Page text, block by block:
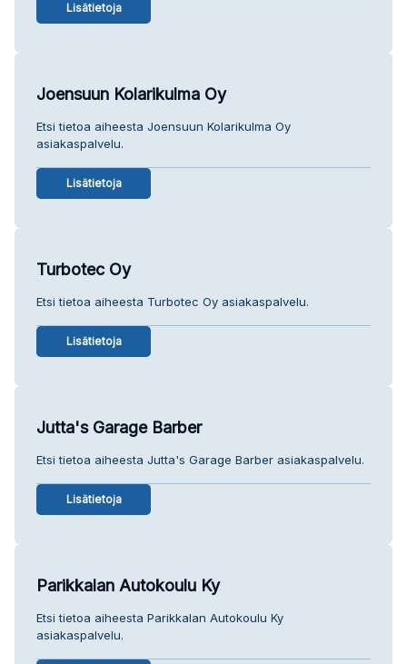
Lisätietoja
Joensuun Kolarikulma Oy
Etsi tietoa aiheesta Joensuun Kolarikulma Oy
asiakaspalvelu.
Lisätietoja
Turbotec Oy
Etsi tietoa aiheesta Turbotec Oy asiakaspalvelu.
Lisätietoja
Jutta's Garage Barber
Etsi tietoa aiheesta Jutta's Garage Barber asiakaspalvelu.
Lisätietoja
Parikkalan Autokoulu Ky
Etsi tietoa aiheesta Parikkalan Autokoulu Ky
asiakaspalvelu.